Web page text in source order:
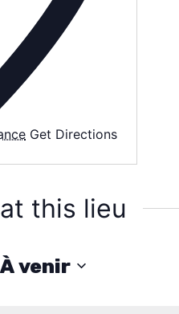
Get Directions
this lieu
À venir